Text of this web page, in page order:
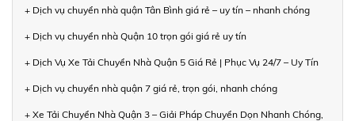
+ Dịch vụ chuyển nhà quận Tân Bình giá rẻ – uy tín – nhanh chóng
+ Dịch vụ chuyển nhà Quận 10 trọn gói giá rẻ uy tín
+ Dịch Vụ Xe Tải Chuyển Nhà Quận 5 Giá Rẻ | Phục Vụ 24/7 – Uy Tín
+ Dịch vụ chuyển nhà quận 7 giá rẻ, trọn gói, nhanh chóng
+ Xe Tải Chuyển Nhà Quận 3 – Giải Pháp Chuyển Dọn Nhanh Chóng,